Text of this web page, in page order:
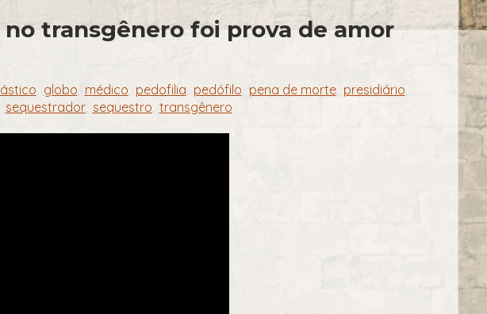
no transgênero foi prova de amor
globo médico pedofilia pedófilo pena de morte, presidiário
sequestrador, sequestro transgênero